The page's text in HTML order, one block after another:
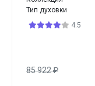
Тип духовки
4.5
85 922₽